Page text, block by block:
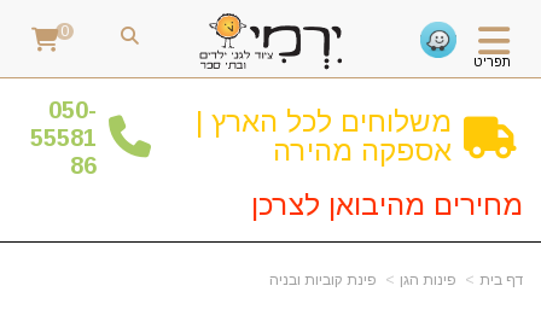
תפריט
0
משלוחים לכל הארץ |
אספקה מהירה
050-
55581
86
מחירים מהיבואן לצרכן
דף בית פינות הגן פינת קוביות ובניה